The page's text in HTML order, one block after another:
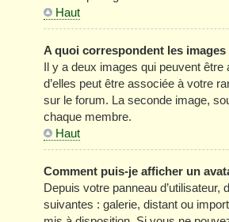
Haut
A quoi correspondent les
Il y a deux images qui peuvent être
d’elles peut être associée à votre
sur le forum. La seconde image,
chaque membre.
Haut
Comment puis-je afficher un
Depuis votre panneau d’utilisateur,
suivantes : galerie, distant ou